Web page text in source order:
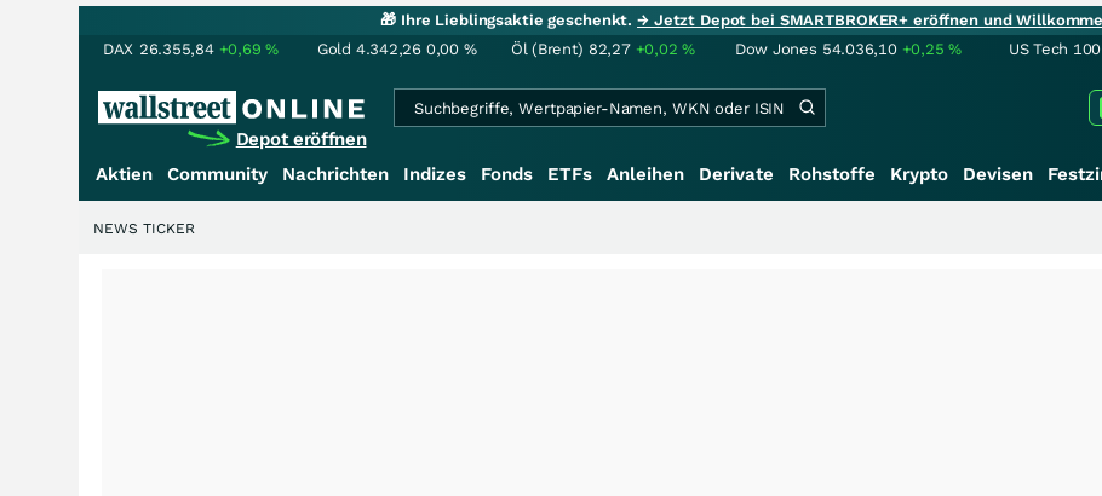
🎁 Ihre Lieblingsaktie geschenkt.→ Jetzt Depot bei SMARTBROKER+ eröffnen und
DAX 26.355,84 +0,69% Gold 4.342,26 0,00 % Öl (Brent) 82,27 +0,02% Dow Jones 54.036,10 +0,25% US Tech 100
Depot eröffnen
Aktien Community Nachrichten Indizes Fonds ETFs Anleihen Derivate Rohstoffe Krypto Devisen
NEWS TICKER